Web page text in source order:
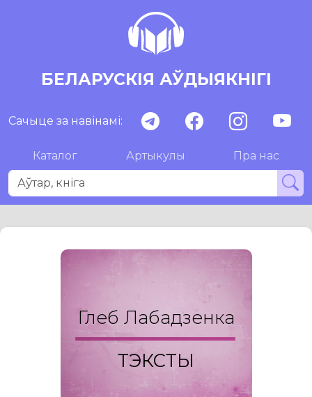
БЕЛАРУСКІЯ АЎДЫЯКНІГІ
Сачыце за навінамі:
Каталог Артыкулы Пра нас
Глеб Лабадзенка
ТЭКСТЫ